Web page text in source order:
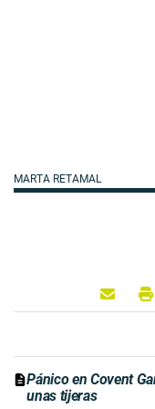
MARTA RETAMAL
Pánico en Covent
unas tijeras